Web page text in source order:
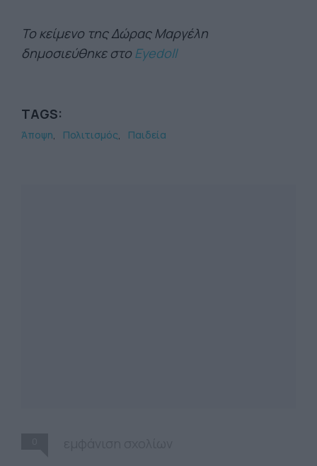
Το κείμενο της Δώρας Μαργέλη
δημοσιεύθηκε στο Eyedoll
TAGS:
Άποψη Πολιτισμός Παιδεία